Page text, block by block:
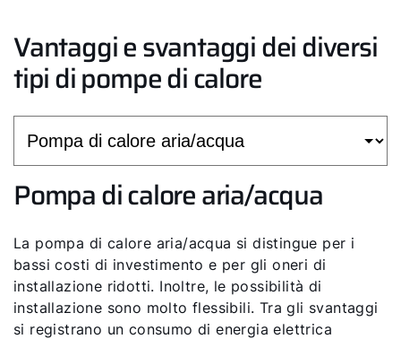
Vantaggi e svantaggi dei diversi
tipi di pompe di calore
Pompa di calore aria/acqua
La pompa di calore aria/acqua si distingue per i
bassi costi di investimento e per gli oneri di
installazione ridotti. Inoltre, le possibilità di
installazione sono molto flessibili. Tra gli svantaggi
si registrano un consumo di energia elettrica